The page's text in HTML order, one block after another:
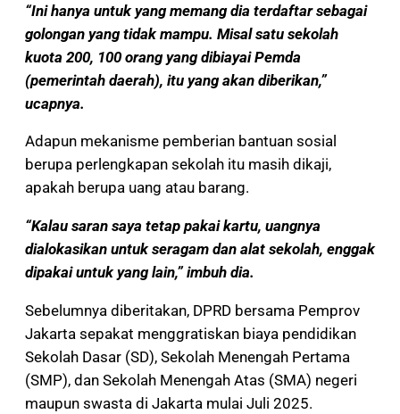
“Ini hanya untuk yang memang dia terdaftar sebagai
golongan yang tidak mampu. Misal satu sekolah
kuota 200, 100 orang yang dibiayai Pemda
(pemerintah daerah), itu yang akan diberikan,”
ucapnya.
Adapun mekanisme pemberian bantuan sosial
berupa perlengkapan sekolah itu masih dikaji,
apakah berupa uang atau barang.
“Kalau saran saya tetap pakai kartu, uangnya
dialokasikan untuk seragam dan alat sekolah, enggak
dipakai untuk yang lain,” imbuh dia.
Sebelumnya diberitakan, DPRD bersama Pemprov
Jakarta sepakat menggratiskan biaya pendidikan
Sekolah Dasar (SD), Sekolah Menengah Pertama
(SMP), dan Sekolah Menengah Atas (SMA) negeri
maupun swasta di Jakarta mulai Juli 2025.